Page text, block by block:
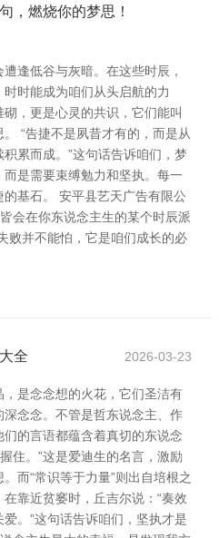
，燃烧你的梦思！
逢低谷与灰暗。在这些时辰，
时能成为咱们从头启航的力
，更是心灵的共识，它们能叫
“告捷不是夙昔才有的，而是从
累而成。”这句话告诉咱们，梦
是需要束缚勉力和坚执。每一
基石。 安平县艺天广告有限公
会在你东说念主生的某个时辰派
败并不能怕，它是咱们成长的必
全 2026-03-23
是念念想的火花，它们圣洁有
念念。不管是哲东说念主、作
的言语都蕴含着真切的东说念
住。”这是爱迪生的名言，激励
而“常识等于力量”则出自培根之
靠近贫窭时，丘吉尔说：“奏效
。”这句话告诉咱们，坚执才是